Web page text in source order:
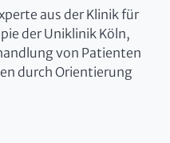
aus der Klinik für
der Uniklinik Köln,
von Patienten
durch Orientierung